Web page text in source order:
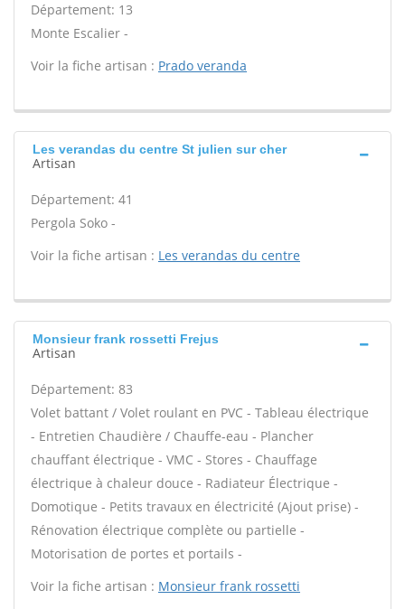
Département: 13
Monte Escalier -
Voir la fiche artisan : Prado veranda
Les verandas du centre St julien sur cher
Artisan
Département: 41
Pergola Soko -
Voir la fiche artisan : Les verandas du centre
Monsieur frank rossetti Frejus
Artisan
Département: 83
Volet battant / Volet roulant en PVC - Tableau électrique
- Entretien Chaudière / Chauffe-eau - Plancher
chauffant électrique - VMC - Stores - Chauffage
électrique à chaleur douce - Radiateur Électrique -
Domotique - Petits travaux en électricité (Ajout prise) -
Rénovation électrique complète ou partielle -
Motorisation de portes et portails -
Voir la fiche artisan : Monsieur frank rossetti